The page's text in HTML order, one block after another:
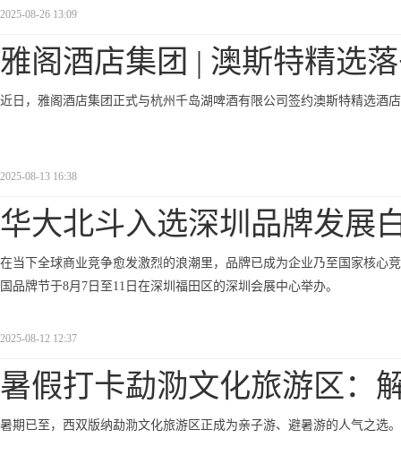
2025-08-26 13:09
雅阁酒店集团 | 澳斯特精选
近日，雅阁酒店集团正式与杭州千岛湖啤酒有限公司签约澳斯特精选酒
2025-08-13 16:38
华大北斗入选深圳品牌发展
在当下全球商业竞争愈发激烈的浪潮里，品牌已成为企业乃至国家核心
国品牌节于8月7日至11日在深圳福田区的深圳会展中心举办。
2025-08-12 12:37
暑假打卡勐泐文化旅游区：
暑期已至，西双版纳勐泐文化旅游区正成为亲子游、避暑游的人气之选。